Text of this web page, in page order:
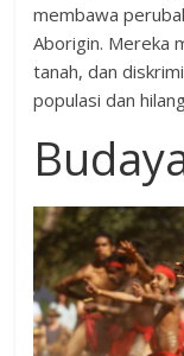
membawa
Aborigin. Mereka
tanah, dan
populasi dan